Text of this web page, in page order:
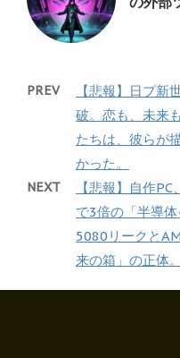
PREV
【悲報】日プ新
破。恋も、未来
たちは、彼らが
かった。
NEXT
【悲報】自作
で3倍の「半導
5080リークと
来の箱」の正体。